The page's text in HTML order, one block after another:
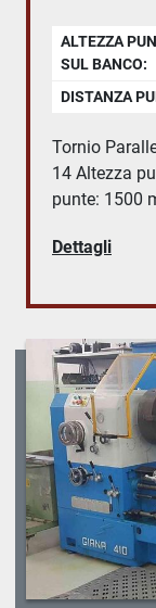
ALTEZZA
SUL BANCO:
DISTANZA
Tornio
14 Altezza
punte: 1500
Dettagli